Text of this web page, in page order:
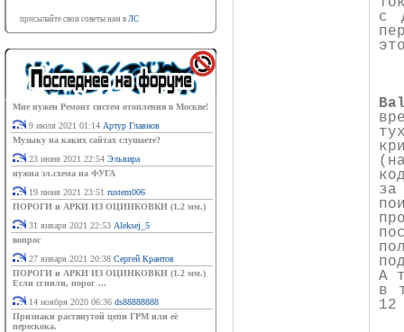
присылайте свои советы нам в ЛС
Мне нужен Ремонт систем отопления в Москве!
9 июля 2021 01:14 Артур Главнов
Музыку на каких сайтах слушаете?
23 июня 2021 22:54 Эльвира
нужна эл.схема на ФУГА
19 июня 2021 23:51 rustem006
ПОРОГИ и АРКИ ИЗ ОЦИНКОВКИ (1.2 мм.)
31 января 2021 22:53 Aleksej_5
вопрос
27 января 2021 20:38 Сергей Крантов
ПОРОГИ и АРКИ ИЗ ОЦИНКОВКИ (1.2 мм.)
Если сгнили, порог ...
14 ноября 2020 06:36 ds88888888
Признаки растянутой цепи ГРМ или её
перескока.
с
за
А
в
12